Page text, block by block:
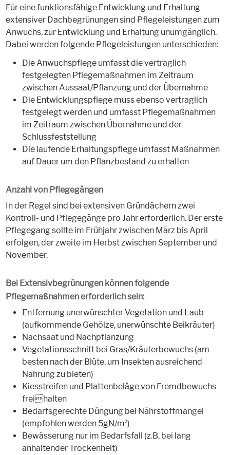
Für eine funktionsfähige Entwicklung und Erhaltung
extensiver Dachbegrünungen sind Pflegeleistungen zum
Anwuchs, zur Entwicklung und Erhaltung unumgänglich.
Dabei werden folgende Pflegeleistungen unterschieden:
Die Anwuchspflege umfasst die vertraglich
festgelegten Pflegemaßnahmen im Zeitraum
zwischen Aussaat/Pflanzung und der Übernahme
Die Entwicklungspflege muss ebenso vertraglich
festgelegt werden und umfasst Pflegemaßnahmen
im Zeitraum zwischen Übernahme und der
Schlussfeststellung
Die laufende Erhaltungspflege umfasst Maßnahmen
auf Dauer um den Pflanzbestand zu erhalten
Anzahl von Pflegegängen
In der Regel sind bei extensiven Gründächern zwei
Kontroll- und Pflegegänge pro Jahr erforderlich. Der erste
Pflegegang sollte im Frühjahr zwischen März bis April
erfolgen, der zweite im Herbst zwischen September und
November.
Bei Extensivbegrünungen können folgende
Pflegemaßnahmen erforderlich sein:
Entfernung unerwünschter Vegetation und Laub
(aufkommende Gehölze, unerwünschte Beikräuter)
Nachsaat und Nachpflanzung
Vegetationsschnitt bei Gras/Kräuterbewuchs (am
besten nach der Blüte, um Insekten ausreichend
Nahrung zu bieten)
Kiesstreifen und Plattenbeläge von Fremdbewuchs
freihalten
Bedarfsgerechte Düngung bei Nährstoffmangel
(empfohlen werden 5gN/m2)
Bewässerung nur im Bedarfsfall (z.B. bei lang
anhaltender Trockenheit)